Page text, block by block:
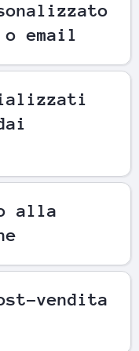
o email
alla
vendita